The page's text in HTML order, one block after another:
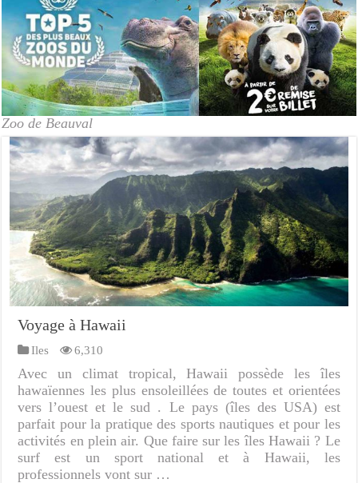
Zoo de Beauval
Voyage à Hawaii
Iles 6,310
Avec un climat tropical, Hawaii possède les îles
hawaïennes les plus ensoleillées de toutes et orientées
vers l’ouest et le sud . Le pays (îles des USA) est
parfait pour la pratique des sports nautiques et pour les
activités en plein air. Que faire sur les îles Hawaii ? Le
surf est un sport national et à Hawaii, les
professionnels vont sur …